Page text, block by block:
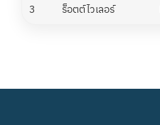
3
ร็อตต์ไวเลอร์